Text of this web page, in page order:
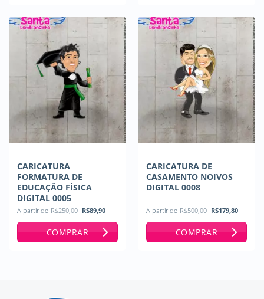
CARICATURA
FORMATURA DE
EDUCAÇÃO FÍSICA
DIGITAL 0005
A partir de R$250,00 O
preço
original
era:
R$250,00.
R$89,90
atual
é:
R$89,90.
COMPRAR
CARICATURA DE
CASAMENTO NOIVOS
DIGITAL 0008
A partir de R$500,00 O
preço
original
era:
R$500,00.
R$179,80
atual
é:
COMPRAR